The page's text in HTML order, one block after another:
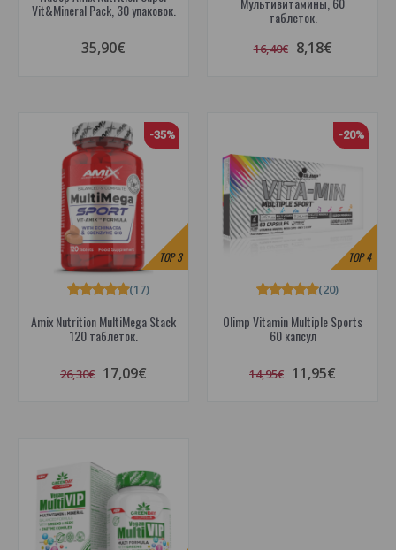
Vit&Mineral Pack, 30 упаковок.
35,90€
таблеток.
16,40€ 8,18€
TOP3
-35%
Amix Nutrition MultiMega Stack
120 таблеток.
(17)
26,30€ 17,09€
TOP4
-20%
Olimp Vitamin Multiple Sports
60 капсул
(20)
14,95€ 11,95€